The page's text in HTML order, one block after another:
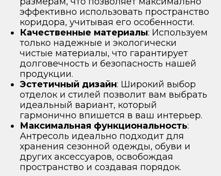
эффективно использовать пространство
коридора, учитывая его особенности.
Качественные материалы: Используем
только надежные и экологически
чистые материалы, что гарантирует
долговечность и безопасность нашей
продукции.
Эстетичный дизайн: Широкий выбор
отделок и стилей позволит вам выбрать
идеальный вариант, который
гармонично впишется в ваш интерьер.
Максимальная функциональность:
Антресоль идеально подходит для
хранения сезонной одежды, обуви и
других аксессуаров, освобождая
пространство и создавая порядок.